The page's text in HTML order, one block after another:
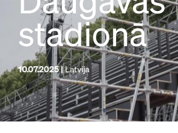
stadionā
10.07.2025 |Latvija